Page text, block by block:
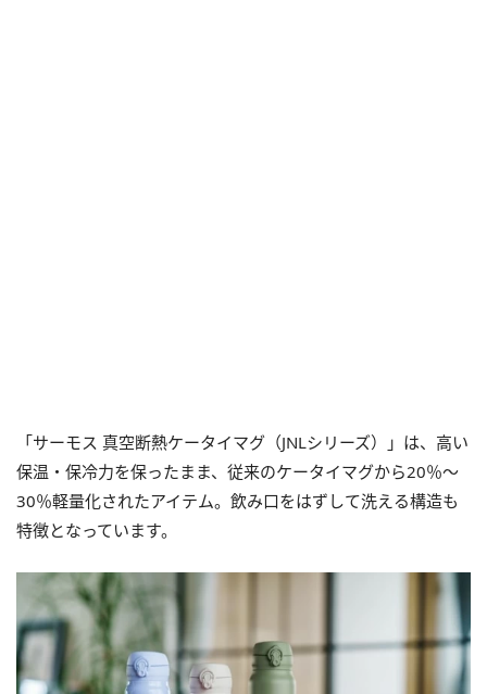
「サーモス 真空断熱ケータイマグ（JNLシリーズ）」は、高い
保温・保冷力を保ったまま、従来のケータイマグから20％～
30％軽量化されたアイテム。飲み口をはずして洗える構造も
特徴となっています。